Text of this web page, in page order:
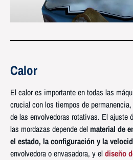
Calor
El calor es importante en todas las
crucial con los tiempos de
de las envolvedoras rotativas. El ajuste
las mordazas depende delmaterial de
el estado, la configuración y la
envolvedora o envasadora, y eldiseño